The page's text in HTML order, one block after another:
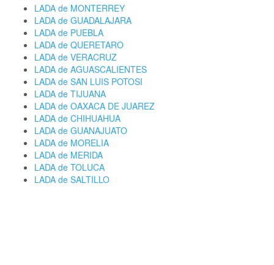
LADA de MONTERREY
LADA de GUADALAJARA
LADA de PUEBLA
LADA de QUERETARO
LADA de VERACRUZ
LADA de AGUASCALIENTES
LADA de SAN LUIS POTOSI
LADA de TIJUANA
LADA de OAXACA DE JUAREZ
LADA de CHIHUAHUA
LADA de GUANAJUATO
LADA de MORELIA
LADA de MERIDA
LADA de TOLUCA
LADA de SALTILLO